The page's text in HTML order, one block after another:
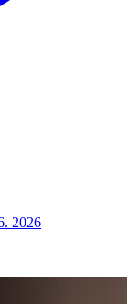
2026